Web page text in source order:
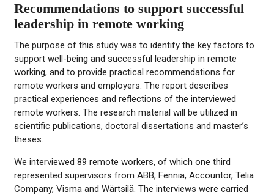
Recommendations to support successful
leadership in remote working
The purpose of this study was to identify the key factors to
support well-being and successful leadership in remote
working, and to provide practical recommendations for
remote workers and employers. The report describes
practical experiences and reflections of the interviewed
remote workers. The research material will be utilized in
scientific publications, doctoral dissertations and master’s
theses.
We interviewed 89 remote workers, of which one third
represented supervisors from ABB, Fennia, Accountor, Telia
Company, Visma and Wärtsilä. The interviews were carried